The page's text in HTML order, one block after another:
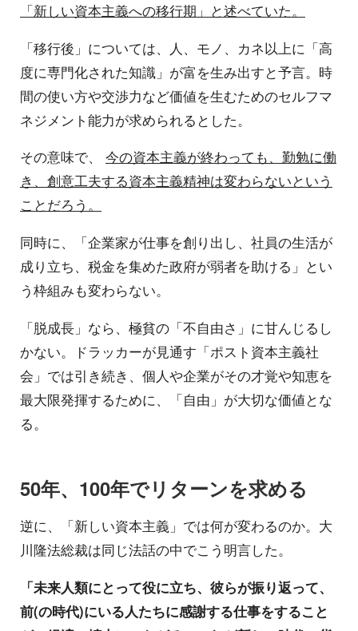
「新しい資本主義への移行期」と述べていた。
「移行後」については、人、モノ、カネ以上に「高
度に専門化された知識」が富を生み出すと予言。時
間の使い方や交渉力など価値を生むためのセルフマ
ネジメント能力が求められるとした。
その意味で、 今の資本主義が終わっても、勤勉に働
き、創意工夫する資本主義精神は変わらないという
ことだろう。
同時に、「企業家が仕事を創り出し、社員の生活が
成り立ち、税金を集めた政府が弱者を助ける」とい
う枠組みも変わらない。
「脱成長」なら、極貧の「不自由さ」に甘んじるし
かない。ドラッカーが見通す「ポスト資本主義社
会」では引き続き、個人や企業がその才覚や知恵を
最大限発揮するために、「自由」が大切な価値とな
る。
50年、100年でリターンを求める
逆に、「新しい資本主義」では何が変わるのか。大
川隆法総裁は同じ法話の中でこう明言した。
「未来人類にとって役に立ち、彼らが振り返って、
前(の時代)にいる人たちに感謝する仕事をすること